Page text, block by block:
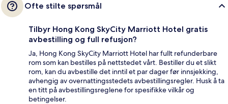
Ofte stilte spørsmål
Tilbyr Hong Kong SkyCity Marriott Hotel gratis
avbestilling og full refusjon?
Ja, Hong Kong SkyCity Marriott Hotel har fullt refunderbare
rom som kan bestilles på nettstedet vårt. Bestiller du et slikt
rom, kan du avbestille det inntil et par dager før innsjekking,
avhengig av overnattingsstedets avbestillingsregler. Husk å ta
en titt på avbestillingsreglene for spesifikke vilkår og
betingelser.